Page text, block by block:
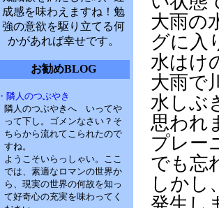
成感を味わえますね！勉
強の意欲を駆り立てる何
かがあれば幸せです。
お勧めBLOG
・隣人のつぶやき
隣人のつぶやきへ いってや
って下し。ゴメンなさい？そ
ちらから流れてこられたので
すね。
ようこそいらっしゃい。ここ
では、素適なロマンの世界か
ら、現実の世界の何故を知っ
て好奇心の充実を味わってく
大雨の
グに入
水はけ
大雨で
水しぶ
思われ
プレー
でも忘
しかし
発生し